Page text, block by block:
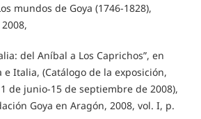
mundos de Goya (1746-1828),
del Aníbal a Los Caprichos”, en
e Italia, (Catálogo de la exposición,
de junio-15 de septiembre de 2008),
Goya en Aragón, 2008, vol. I, p.